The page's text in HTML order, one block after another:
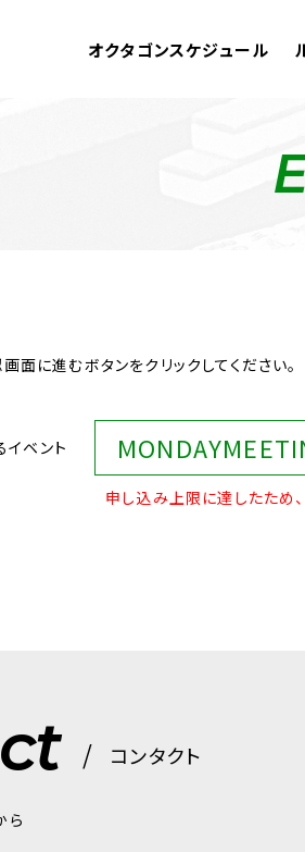
オクタゴンスケジュール
面に進むボタンをクリックしてください。
イベント
申し込み上限に達したため
コンタクト
ら